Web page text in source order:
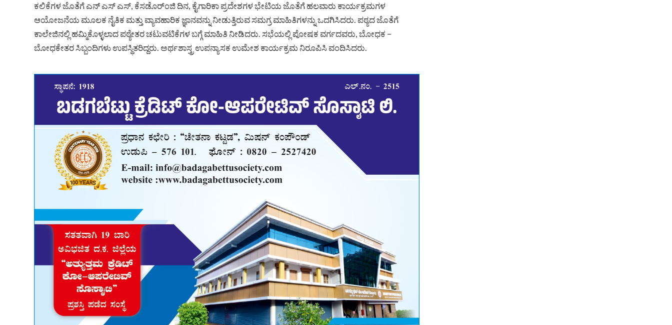
ಕಲಿಕೆಗಳ ಜೊತೆಗೆ ಎನ್ ಎಸ್ ಎಸ್, ಕೆಸಡೊರ್ಂಜಿ ದಿನ, ಕೈಗಾರಿಕಾ ಪ್ರದೇಶಗಳ ಭೇಟಿಯ ಜೊತೆಗೆ ಹಲವಾರು ಕಾರ್ಯಕ್ರಮಗಳ
ಆಯೋಜನೆಯ ಮೂಲಕ ನೈತಿಕ ಮತ್ತು ವ್ಯಾವಹಾರಿಕ ಜ್ಞಾನವನ್ನು ನೀಡುತ್ತಿರುವ ಸಮಗ್ರ ಮಾಹಿತಿಗಳನ್ನು ಒದಗಿಸಿದರು. ಪಠ್ಯದ ಜೊತೆಗೆ
ಕಾಲೇಜಿನಲ್ಲಿ ಹಮ್ಮಿಕೊಳ್ಳಲಾದ ಪಠ್ಯೇತರ ಚಟುವಟಿಕೆಗಳ ಬಗ್ಗೆ ಮಾಹಿತಿ ನೀಡಿದರು. ಸಭೆಯಲ್ಲಿ ಪೋಷಕ ವರ್ಗದವರು, ಬೋಧಕ –
ಬೋಧಕೇತರ ಸಿಬ್ಬಂದಿಗಳು ಉಪಸ್ಥಿತರಿದ್ದರು. ಅರ್ಥಶಾಸ್ತ್ರ ಉಪನ್ಯಾಸಕ ಉಮೇಶ ಕಾರ್ಯಕ್ರಮ ನಿರೂಪಿಸಿ ವಂದಿಸಿದರು.